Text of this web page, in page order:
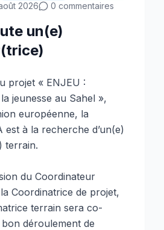
2026
0 commentaires
un(e)
projet « ENJEU :
jeunesse au Sahel »,
européenne, la
est à la recherche d’un(e)
terrain.
du Coordinateur
Coordinatrice de projet,
terrain sera co-
déroulement de